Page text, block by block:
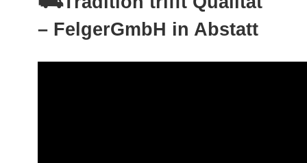
– FelgerGmbH in Abstatt